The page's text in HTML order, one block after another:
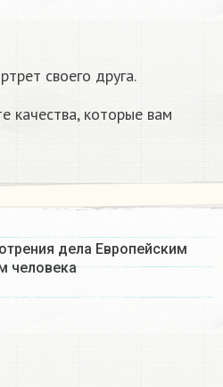
своего друга.
качества, которые вам
дела Европейским
человека